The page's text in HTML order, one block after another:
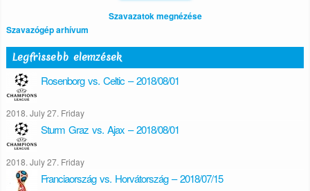
Szavazatok megnézése
Szavazógép arhívum
Legfrissebb elemzések
Rosenborg vs. Celtic – 2018/08/01
2018. July 27. Friday
Sturm Graz vs. Ajax – 2018/08/01
2018. July 27. Friday
Franciaország vs. Horvátország – 2018/07/15